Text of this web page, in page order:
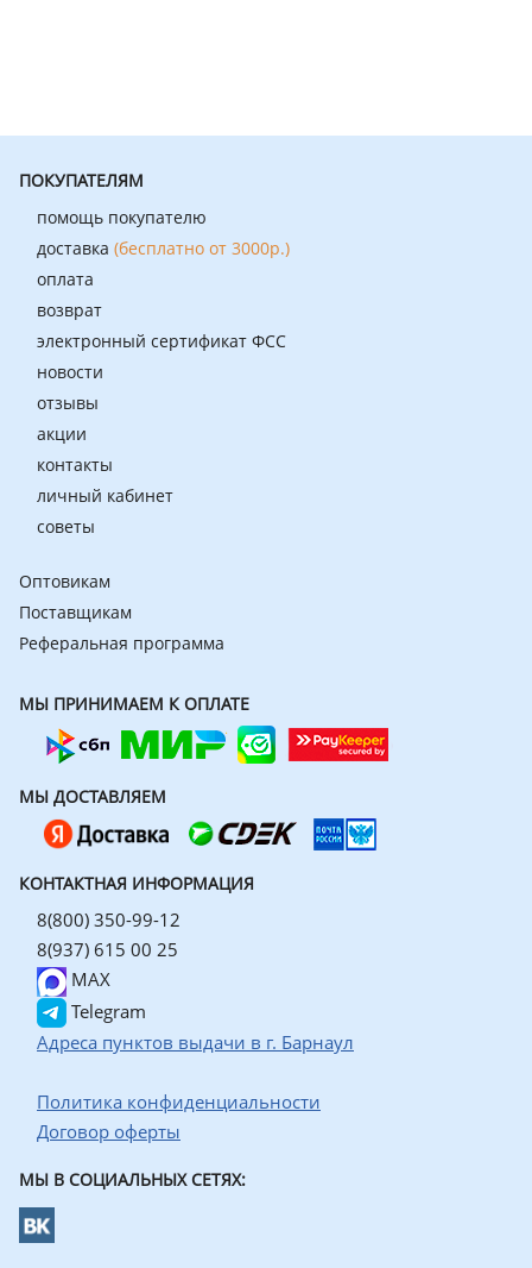
ПОКУПАТЕЛЯМ
помощь покупателю
доставка (бесплатно от 3000р.)
оплата
возврат
электронный сертификат ФСС
новости
отзывы
акции
контакты
личный кабинет
советы
Оптовикам
Поставщикам
Реферальная программа
МЫ ПРИНИМАЕМ К ОПЛАТЕ
МЫ ДОСТАВЛЯЕМ
КОНТАКТНАЯ ИНФОРМАЦИЯ
8(800) 350-99-12
8(937) 615 00 25
MAX
Telegram
Адреса пунктов выдачи в г. Барнаул
Политика конфиденциальности
Договор оферты
МЫ В СОЦИАЛЬНЫХ СЕТЯХ: